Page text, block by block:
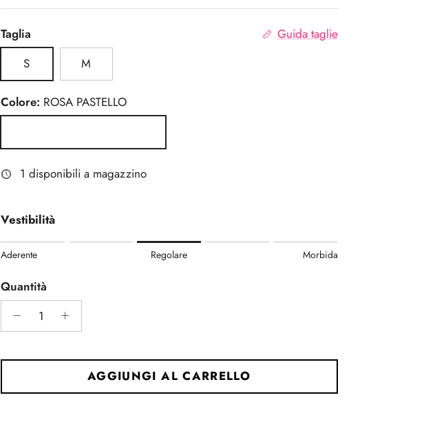
Taglia
Guida taglie
S
M
Colore: ROSA PASTELLO
1 disponibili a magazzino
Vestibilità
Rating of 1 means Aderente.
Rating of 5 means Morbida.
The rating of this product for "" is 3.
Aderente Regolare Morbida
Quantità
AGGIUNGI AL CARRELLO